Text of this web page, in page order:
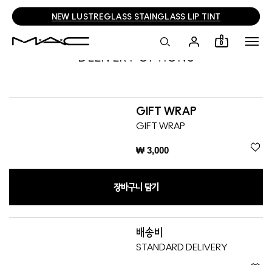
NEW LUSTREGLASS STAINGLASS LIP TINT
0
DELIVERY OPTIONS
GIFT WRAP
GIFT WRAP
₩ 3,000
장바구니 담기
배송비
STANDARD DELIVERY